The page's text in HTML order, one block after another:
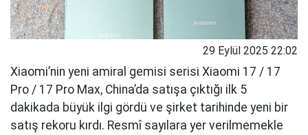
29 Eylül 2025 22:02
Xiaomi’nin yeni amiral gemisi serisi Xiaomi 17 / 17
Pro / 17 Pro Max, China’da satışa çıktığı ilk 5
dakikada büyük ilgi gördü ve şirket tarihinde yeni bir
satış rekoru kırdı. Resmî sayılara yer verilmemekle